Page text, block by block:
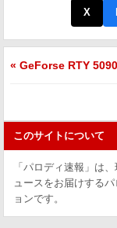
X
このサイトについて
「パロディ速報」は
ュースをお届けする
ョンです。